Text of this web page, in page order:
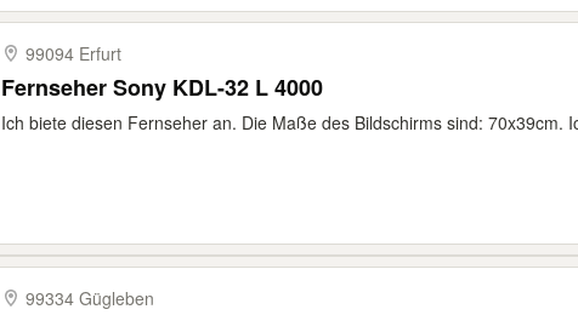
99094 Erfurt
Fernseher Sony KDL-32 L 4000
Ich biete diesen Fernseher an. Die Maße des Bildschirms sind: 70x39cm.
99334 Gügleben